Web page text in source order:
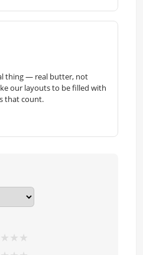
thing — real butter, not
our layouts to be filled with
that count.
★ ★ ★